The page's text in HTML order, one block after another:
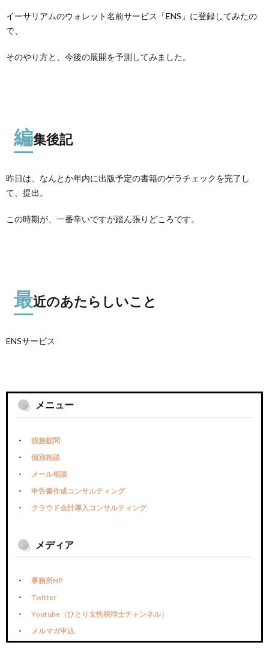
イーサリアムのウォレット名前サービス「ENS」に登録してみたの
で、
そのやり方と、今後の展開を予測してみました。
編集後記
昨日は、なんとか年内に出版予定の書籍のゲラチェックを完了し
て、提出。
この時期が、一番辛いですが踏ん張りどころです。
最近のあたらしいこと
ENSサービス
メニュー
税務顧問
個別相談
メール相談
申告書作成コンサルティング
クラウド会計導入コンサルティング
メディア
事務所HP
Twitter
Youtube（ひとり女性税理士チャンネル）
メルマガ申込